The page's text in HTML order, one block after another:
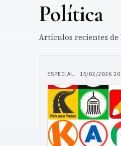
Política
Artículos recientes de
ESPECIAL · 15/02/2026